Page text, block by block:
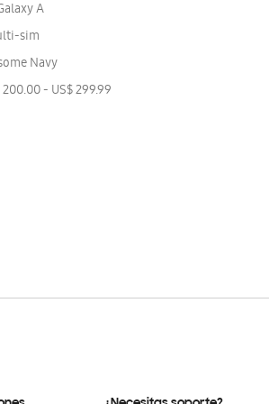
A
sim
Navy
200.00 - US$ 299.99